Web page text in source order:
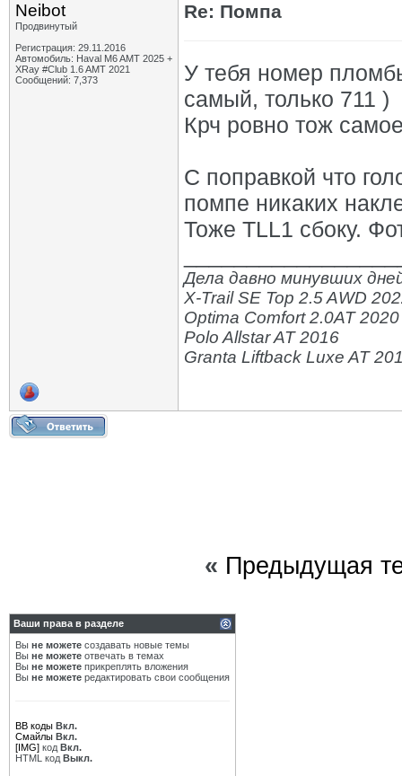
Neibot
Продвинутый
Регистрация: 29.11.2016
Автомобиль: Haval M6 AMT 2025 +
XRay #Club 1.6 AMT 2021
Сообщений: 7,373
Re: Помпа
У тебя номер
самый, только 711 )
Крч ровно тож
С поправкой что
помпе никаких
Тоже TLL1 сбоку.
Дела давно минувших
X-Trail SE Top 2.5 AWD
Optima Comfort 2.0AT 2020
Polo Allstar AT 2016
Granta Liftback Luxe AT
« Предыдущая
Ваши права в разделе
Вы не можете создавать новые темы
Вы не можете отвечать в темах
Вы не можете прикреплять вложения
Вы не можете редактировать свои сообщения
BB коды Вкл.
Смайлы Вкл.
[IMG] код Вкл.
HTML код Выкл.